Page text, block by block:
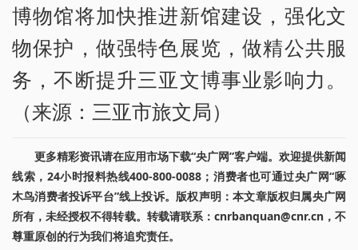
博物馆将加快推进新馆建设，强化文
物保护，做强特色展览，做精公共服
务，不断提升三亚文博事业影响力。
（来源：三亚市旅文局）
更多精彩资讯请在应用市场下载“央广网”客户端。欢迎提供新闻
线索，24小时报料热线400-800-0088；消费者也可通过央广网“啄
木鸟消费者投诉平台”线上投诉。版权声明：本文章版权归属央广网
所有，未经授权不得转载。转载请联系：cnrbanquan@cnr.cn，不
尊重原创的行为我们将追究责任。